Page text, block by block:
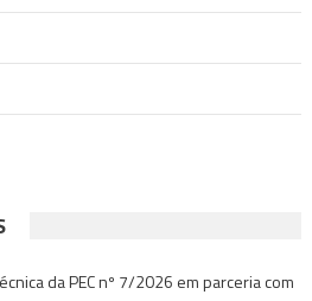
da PEC nº 7/2026 em parceria com